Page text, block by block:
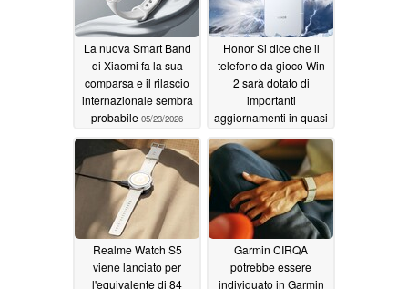
La nuova Smart Band
di Xiaomi fa la sua
comparsa e il rilascio
internazionale sembra
probabile 05/23/2026
Honor Si dice che il
telefono da gioco Win
2 sarà dotato di
importanti
aggiornamenti in quasi
05/22/2026
Realme Watch S5
viene lanciato per
l'equivalente di 84
Garmin CIRQA
potrebbe essere
individuato in Garmin